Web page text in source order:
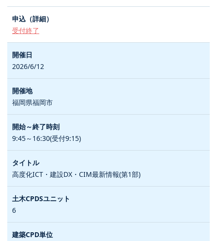
受付終了
2026/6/12
福岡県福岡市
9:45～16:30(受付9:15)
高度化ICT・建設DX・CIM最新情報(第1部)
6